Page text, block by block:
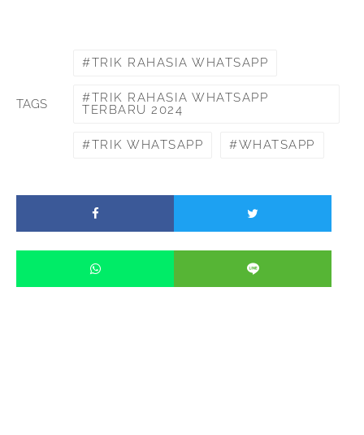
TAGS
TRIK RAHASIA WHATSAPP
TRIK RAHASIA WHATSAPP
TERBARU 2024
TRIK WHATSAPP WHATSAPP